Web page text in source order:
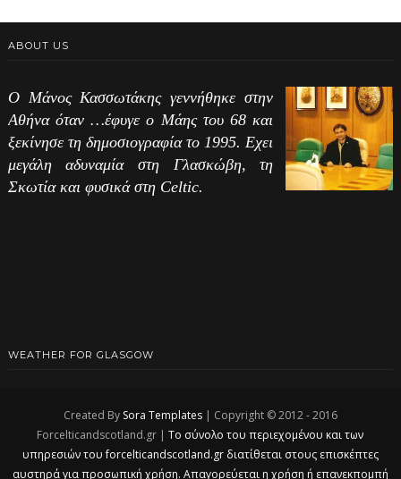
ABOUT US
Ο Μάνος Κασσωτάκης γεννήθηκε στην
Αθήνα όταν …έφυγε ο Μάης του 68 και
ξεκίνησε τη δημοσιογραφία το 1995. Εχει
μεγάλη αδυναμία στη Γλασκώβη, τη
Σκωτία και φυσικά στη Celtic.
WEATHER FOR GLASGOW
Created By Sora Templates| Copyright © 2012 - 2016
Forcelticandscotland.gr |Το σύνολο του περιεχομένου και των
υπηρεσιών του forcelticandscotland.gr διατίθεται στους επισκέπτες
αυστηρά για προσωπική χρήση. Απαγορεύεται η χρήση ή επανεκπομπή